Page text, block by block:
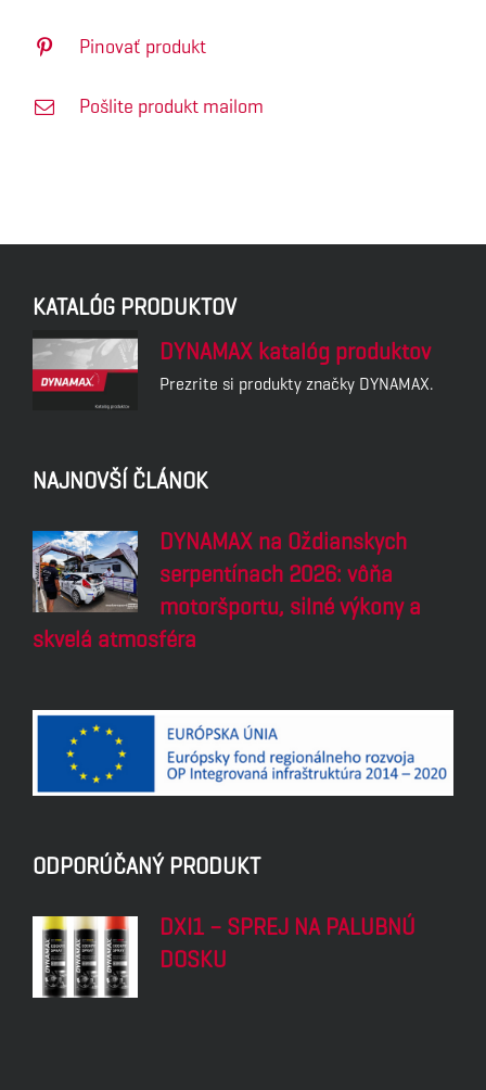
Pinovať produkt
Pošlite produkt mailom
KATALÓG PRODUKTOV
DYNAMAX katalóg produktov
Prezrite si produkty značky DYNAMAX.
NAJNOVŠÍ ČLÁNOK
DYNAMAX na Oždianskych
serpentínach 2026: vôňa
motoršportu, silné výkony a
skvelá atmosféra
ODPORÚČANÝ PRODUKT
DXI1 – SPREJ NA PALUBNÚ
DOSKU